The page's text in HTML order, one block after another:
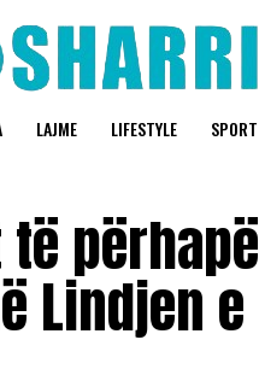
LAJME LIFESTYLE SPORT
përhapë
Lindjen e